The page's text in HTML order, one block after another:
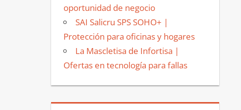
oportunidad de negocio
SAI Salicru SPS SOHO+ |
Protección para oficinas y hogares
La Mascletisa de Infortisa |
Ofertas en tecnología para fallas